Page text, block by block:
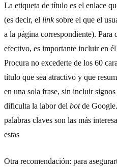
La etiqueta de título es el enlace
(es decir, el linksobre el que el
a la página correspondiente). Para
efectivo, es importante incluir en
Procura no excederte de los 60
título que sea atractivo y que
en una sola frase, sin incluir
dificulta la labor del botde
palabras claves son las más
estas
Otra recomendación: para